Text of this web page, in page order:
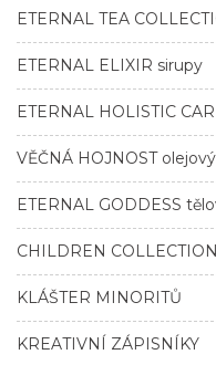
ETERNAL TEA
ETERNAL ELIXIR sirupy
ETERNAL HOLISTIC
VĚČNÁ HOJNOST
ETERNAL GODDESS
CHILDREN
KLÁŠTER MINORITŮ
KREATIVNÍ ZÁPISNÍKY